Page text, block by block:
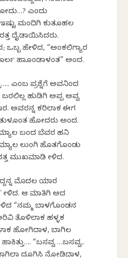
ಎಂದು
ಇಷ್ಟು ಮಂದಿಗಿ ಕುತೂಹಲ
ದೈಡಾಯಿಸಿದರು.
ಒಬ್ಬ ಹೇಳಿದ, “ಅಂಕಲಿಗ್ಯಾರ
ಹಾಕೊಂಡಾಳಂತ” ಅಂದ.
ಎಂಬ ಪ್ರಶ್ನೆಗೆ ಅವನಿಂದ
ಹುಡಿಗಿ ಅಪ್ಪ ಅವ್ವ
ಅವರನ್ನ ಕರಿಲಾಕ ಈಗ
ಹೋದರು ಅಂದ.
ಬಂದ ಬೆವರ ಹನಿ
ಲುಂಗಿ ಹೊತಗೊಂಡು
ಮುಖಮಾಡಿ ಕೇಳಿದ.
ಮೊದಲ ಯಾರ
ಆ ಮಾತಿಗಿ ಅದ
“ನಮ್ಮ ಬಾಳಗೊಂಡನ
ತೊಳಿಲಾಕ ಹಳ್ಳಕ
ಹೋಗಿದಾಳ, ಬಾಗಿಲ
“ಬಸವ್ವ …ಬಸವ್ವ..
ದೂಗಿಸಿ ನೋಡಿದಾಳ,